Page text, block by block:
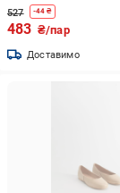
527 -44 ₴
483 ₴/пар
Доставимо